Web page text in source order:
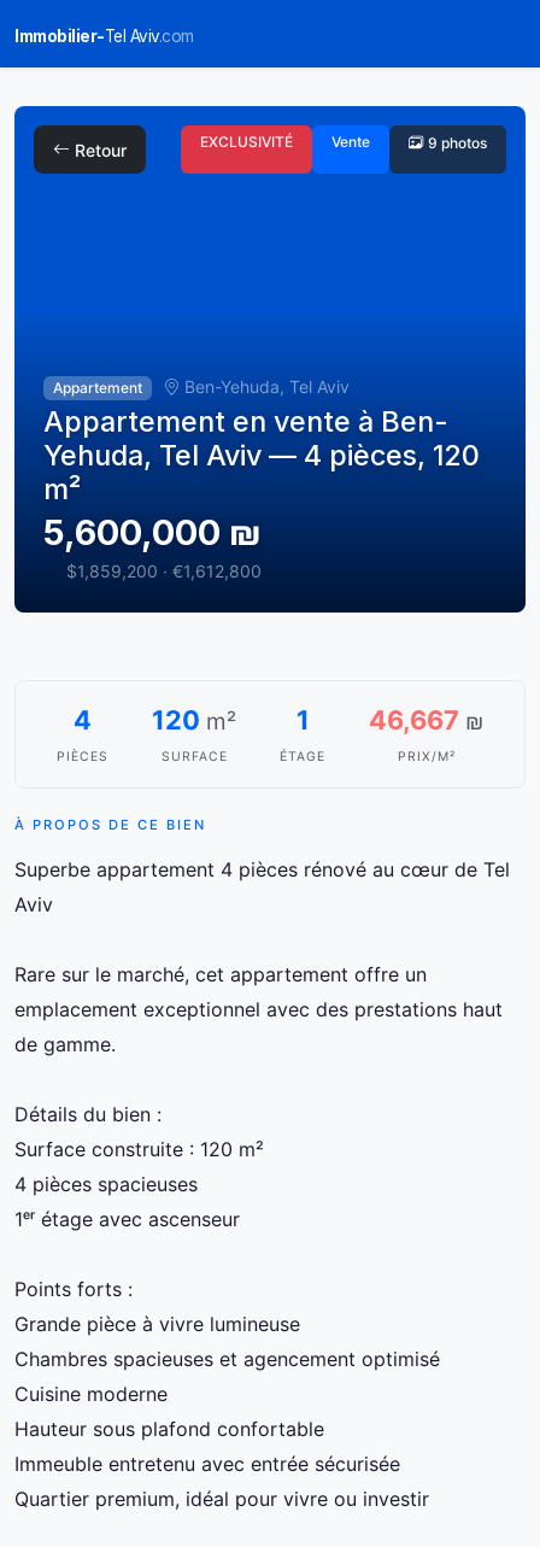
Immobilier-Tel Aviv.com
Retour EXCLUSIVITÉ Vente 9 photos
Appartement Ben-Yehuda, Tel Aviv
Appartement en vente à Ben-
Yehuda, Tel Aviv — 4 pièces, 120
m²
5,600,000 ₪
$1,859,200 · €1,612,800
4
PIÈCES
120 m²
SURFACE
1
ÉTAGE
46,667 ₪
PRIX/M²
À PROPOS DE CE BIEN
Superbe appartement 4 pièces rénové au cœur de Tel
Aviv
Rare sur le marché, cet appartement offre un
emplacement exceptionnel avec des prestations haut
de gamme.
Détails du bien :
Surface construite : 120 m²
4 pièces spacieuses
1ᵉʳ étage avec ascenseur
Points forts :
Grande pièce à vivre lumineuse
Chambres spacieuses et agencement optimisé
Cuisine moderne
Hauteur sous plafond confortable
Immeuble entretenu avec entrée sécurisée
Quartier premium, idéal pour vivre ou investir